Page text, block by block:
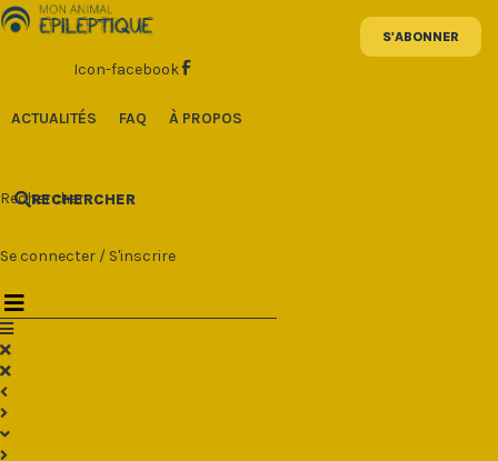
Aller
au
Icon-facebook
ACTUALITÉS FAQ À PROPOS
Rechercher
RECHERCHER
Se connecter / S'inscrire